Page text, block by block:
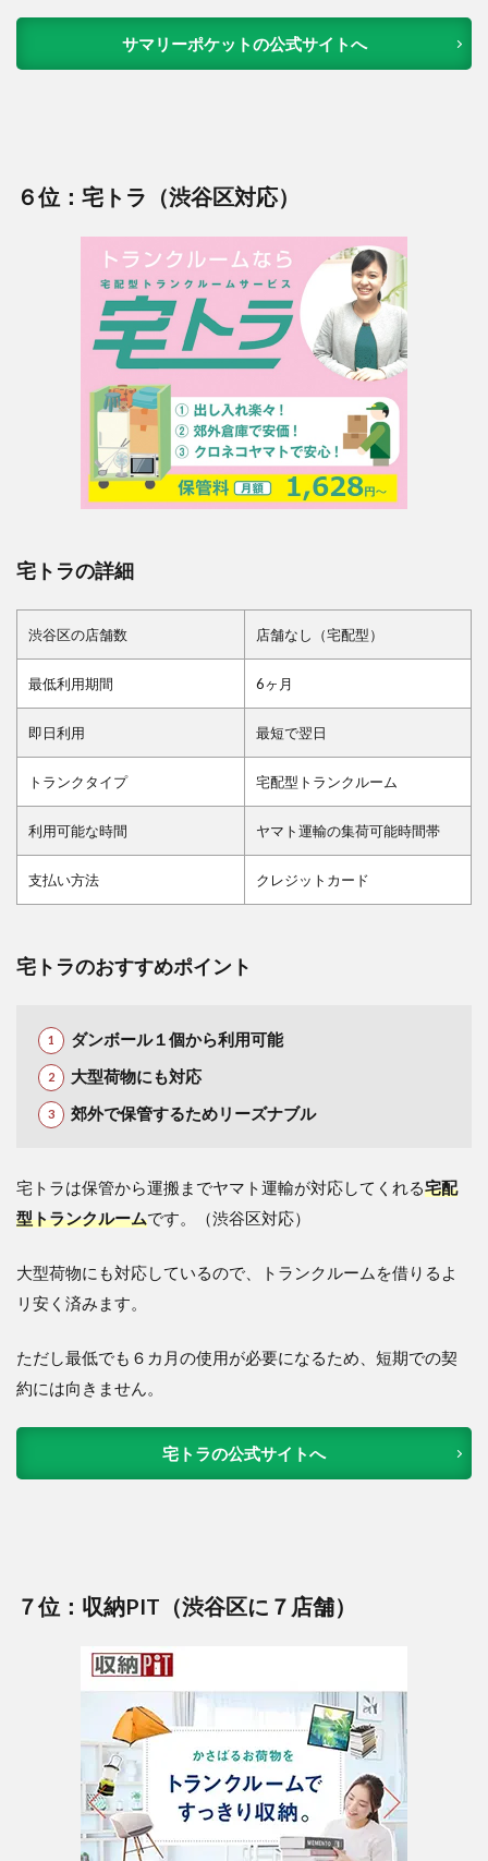
サマリーポケットの公式サイトへ
６位：宅トラ（渋谷区対応）
宅トラの詳細
渋谷区の店舗数 店舗なし（宅配型）
最低利用期間 6ヶ月
即日利用 最短で翌日
トランクタイプ 宅配型トランクルーム
利用可能な時間 ヤマト運輸の集荷可能時間帯
支払い方法 クレジットカード
宅トラのおすすめポイント
ダンボール１個から利用可能
大型荷物にも対応
郊外で保管するためリーズナブル
宅トラは保管から運搬までヤマト運輸が対応してくれる宅配
型トランクルームです。（渋谷区対応）
大型荷物にも対応しているので、トランクルームを借りるよ
リ安く済みます。
ただし最低でも６カ月の使用が必要になるため、短期での契
約には向きません。
宅トラの公式サイトへ
７位：収納PIT（渋谷区に７店舗）